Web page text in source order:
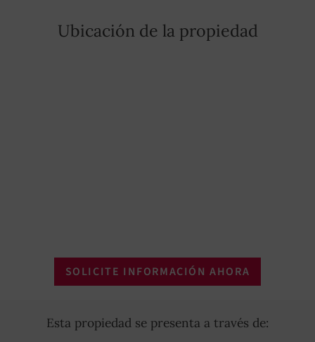
Ubicación de la propiedad
SOLICITE INFORMACIÓN AHORA
Esta propiedad se presenta a través de: